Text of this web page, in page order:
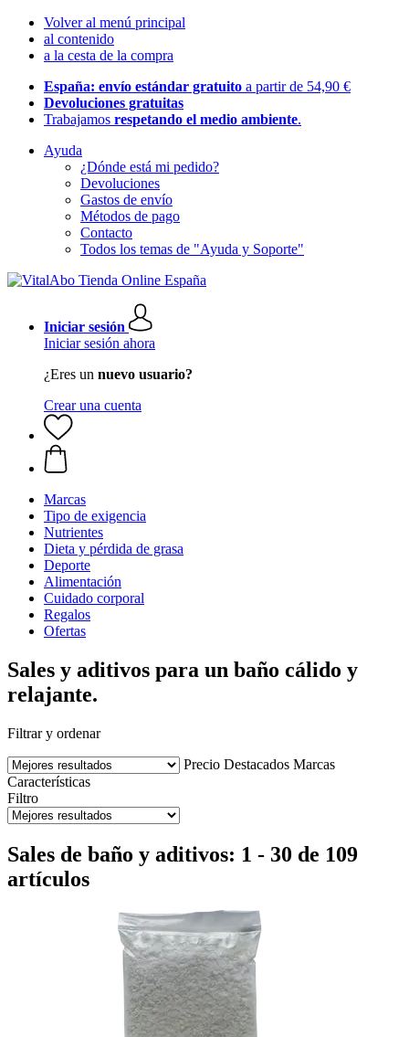
Volver al menú principal
al contenido
a la cesta de la compra
España: envío estándar gratuito a partir de 54,90 €
Devoluciones gratuitas
Trabajamos respetando el medio ambiente.
Ayuda
¿Dónde está mi pedido?
Devoluciones
Gastos de envío
Métodos de pago
Contacto
Todos los temas de "Ayuda y Soporte"
Iniciar sesión
Iniciar sesión ahora
¿Eres un nuevo usuario?
Crear una cuenta
Marcas
Tipo de exigencia
Nutrientes
Dieta y pérdida de grasa
Deporte
Alimentación
Cuidado corporal
Regalos
Ofertas
Sales y aditivos para un baño cálido y
relajante.
Filtrar y ordenar
Precio Destacados Marcas
Características
Filtro
Sales de baño y aditivos: 1 - 30 de 109
artículos